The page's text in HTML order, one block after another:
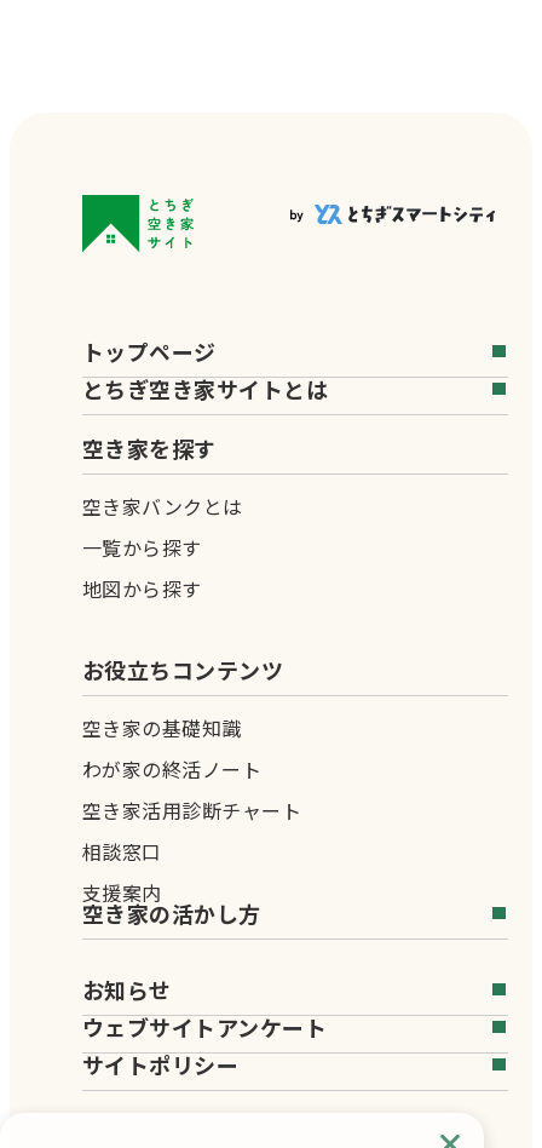
トップページ
とちぎ空き家サイトとは
空き家を探す
空き家バンクとは
一覧から探す
地図から探す
お役立ちコンテンツ
空き家の基礎知識
わが家の終活ノート
空き家活用診断チャート
相談窓口
支援案内
空き家の活かし方
お知らせ
ウェブサイトアンケート
サイトポリシー